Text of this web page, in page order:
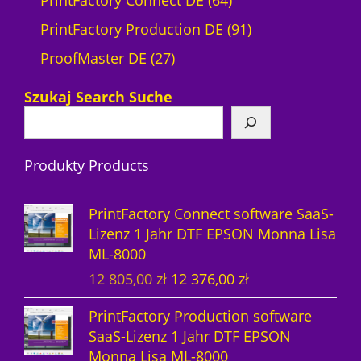
4
d
t
PrintFactory Production DE 919
r
o
k
e
ProofMaster DE 272
r
u
t
e
Szukaj Search Suche
Produkty Products
PrintFactory Connect software SaaS-
Lizenz 1 Jahr DTF EPSON Monna Lisa
ML-8000
12 805,00zł U
r
s
p
12 376,00 złA
k
u
PrintFactory Production software
SaaS-Lizenz 1 Jahr DTF EPSON
Monna Lisa ML-8000